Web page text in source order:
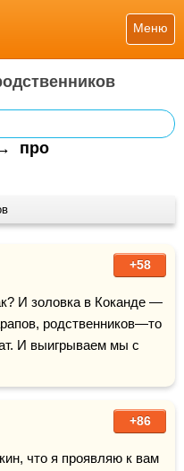
Меню
про
+58
И золовка в Коканде —
родственников—то
И выигрываем мы с
+86
что я проявляю к вам